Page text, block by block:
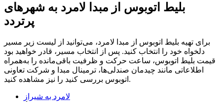
بلیط اتوبوس از مبدا لامرد به شهرهای
پرتردد
برای تهیه بلیط اتوبوس از مبدا لامرد، می‌توانید از لیست زیر مسیر
دلخواه خود را انتخاب کنید. پس از انتخاب مسیر، قادر خواهید بود
قیمت بلیط اتوبوس، ساعت حرکت و ظرفیت باقی‌مانده را به‌همراه
اطلاعاتی مانند چیدمان صندلی‌ها، ترمینال مبدا و شرکت تعاونی
اتوبوس بررسی کنید را نیز مشاهده کنید.
لامرد به شیراز